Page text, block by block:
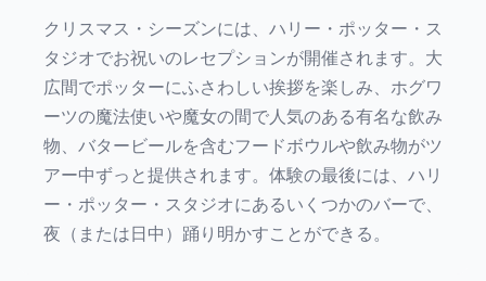
クリスマス・シーズンには、ハリー・ポッター・ス
タジオでお祝いのレセプションが開催されます。大
広間でポッターにふさわしい挨拶を楽しみ、ホグワ
ーツの魔法使いや魔女の間で人気のある有名な飲み
物、バタービールを含むフードボウルや飲み物がツ
アー中ずっと提供されます。体験の最後には、ハリ
ー・ポッター・スタジオにあるいくつかのバーで、
夜（または日中）踊り明かすことができる。